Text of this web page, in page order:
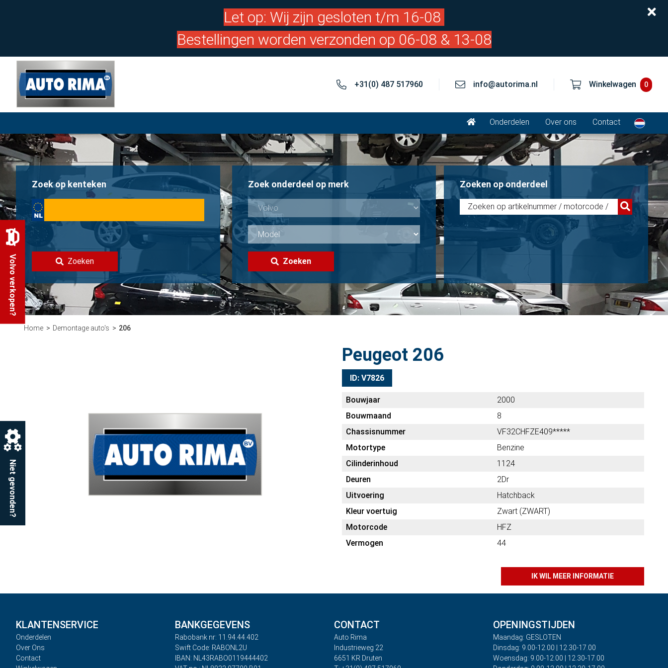
Let op: Wij zijn gesloten t/m 16-08
Bestellingen worden verzonden op 06-08 & 13-08
+31(0) 487 517960 info@autorima.nl Winkelwagen 0
Onderdelen Over ons Contact
Zoek op kenteken
Zoeken
Zoek onderdeel op merk
Zoeken
Zoeken op onderdeel
Home Demontage auto's 206
Peugeot 206
ID: V7826
Bouwjaar
2000
Bouwmaand
8
Chassisnummer
VF32CHFZE409*****
Motortype
Benzine
Cilinderinhoud
1124
Deuren
2Dr
Uitvoering
Hatchback
Kleur voertuig
Zwart (ZWART)
Motorcode
HFZ
Vermogen
44
IK WIL MEER INFORMATIE
KLANTENSERVICE
Onderdelen
Over Ons
Contact
BANKGEGEVENS
Rabobank nr: 11.94.44.402
Swift Code: RABONL2U
IBAN: NL43RABO0119444402
CONTACT
Auto Rima
Industrieweg 22
6651 KR Druten
OPENINGSTIJDEN
Maandag: GESLOTEN
Dinsdag: 9.00-12.00 | 12.30-17.00
Woensdag: 9.00-12.00 | 12.30-17.00
Volvo verkopen?
Niet gevonden?